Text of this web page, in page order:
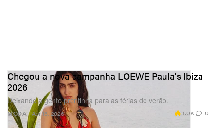
MODA
Chegou a nova campanha LOEWE Paula's Ibiza
2026
Deixando a gente prontinha para as férias de verão.
Apr 16, 2026 3.0K 0